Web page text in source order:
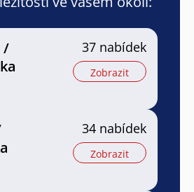
/
37 nabídek
Zobrazit
34 nabídek
Zobrazit